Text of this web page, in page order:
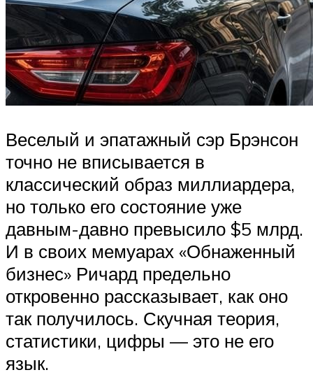
Веселый и эпатажный сэр Брэнсон
точно не вписывается в
классический образ миллиардера,
но только его состояние уже
давным-давно превысило $5 млрд.
И в своих мемуарах «Обнаженный
бизнес» Ричард предельно
откровенно рассказывает, как оно
так получилось. Скучная теория,
статистики, цифры — это не его
язык.